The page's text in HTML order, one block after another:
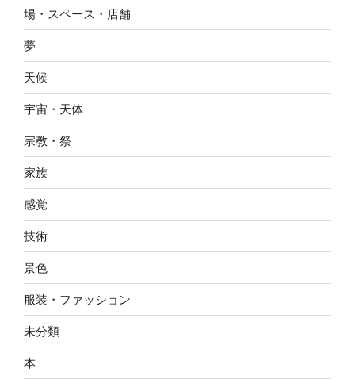
場・スペース・店舗
夢
天候
宇宙・天体
宗教・祭
家族
感覚
技術
景色
服装・ファッション
未分類
本